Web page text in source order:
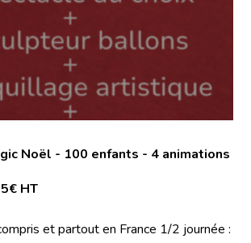
Noël - 100 enfants - 4 animations
HT
et partout en France 1/2 journée :